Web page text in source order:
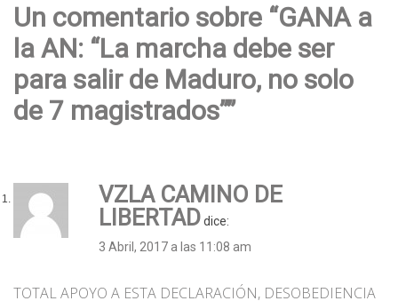
Un comentario sobre “GANA a
la AN: “La marcha debe ser
para salir de Maduro, no solo
de 7 magistrados””
VZLA CAMINO DE
LIBERTADdice:
3 Abril, 2017 a las 11:08 am
TOTAL APOYO A ESTA DECLARACIÓN, DESOBEDIENCIA